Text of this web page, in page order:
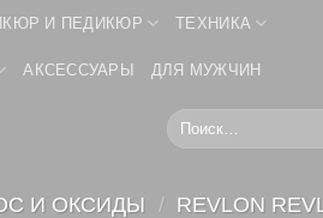
И ПЕДИКЮР ТЕХНИКА
АКСЕССУАРЫ ДЛЯ МУЖЧИН
Искать:
И ОКСИДЫ / REVLON